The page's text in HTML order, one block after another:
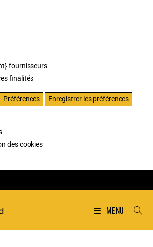
fournisseurs
finalités
Préférences
Enregistrer les préférences
des cookies
MENU